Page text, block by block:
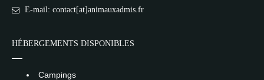
E-mail: contact[at]animauxadmis.fr
HÉBERGEMENTS DISPONIBLES
Campings